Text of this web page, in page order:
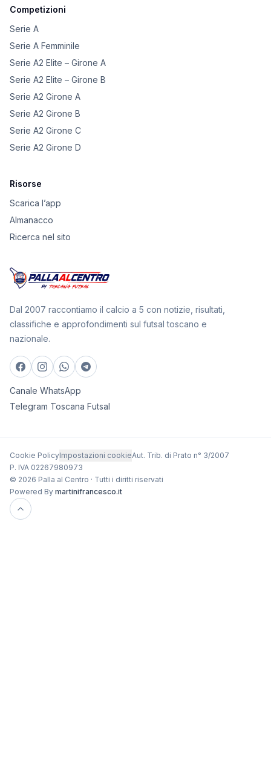
Competizioni
Serie A
Serie A Femminile
Serie A2 Elite – Girone A
Serie A2 Elite – Girone B
Serie A2 Girone A
Serie A2 Girone B
Serie A2 Girone C
Serie A2 Girone D
Risorse
Scarica l’app
Almanacco
Ricerca nel sito
Dal 2007 raccontiamo il calcio a 5 con notizie, risultati,
classifiche e approfondimenti sul futsal toscano e
nazionale.
Canale WhatsApp
Telegram Toscana Futsal
Cookie PolicyImpostazioni cookieAut. Trib. di Prato n° 3/2007
P. IVA 02267980973
© 2026 Palla al Centro · Tutti i diritti riservati
Powered By martinifrancesco.it